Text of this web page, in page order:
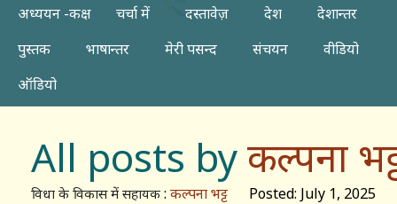
अध्ययन -कक्ष चर्चा में दस्तावेज़ देश
देशान्तर
पुस्तक
भाषान्तर मेरी पसन्द संचयन
वीडियो
ऑडियो
All posts byकल्पना
विधा के विकास में सहायक : कल्पना भट्ट Posted: July 1, 2025